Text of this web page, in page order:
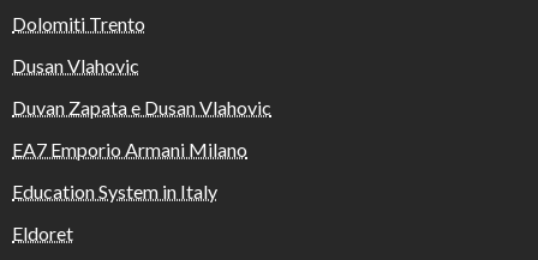
Dolomiti Trento
Dusan Vlahovic
Duvan Zapata e Dusan Vlahovic
EA7 Emporio Armani Milano
Education System in Italy
Eldoret